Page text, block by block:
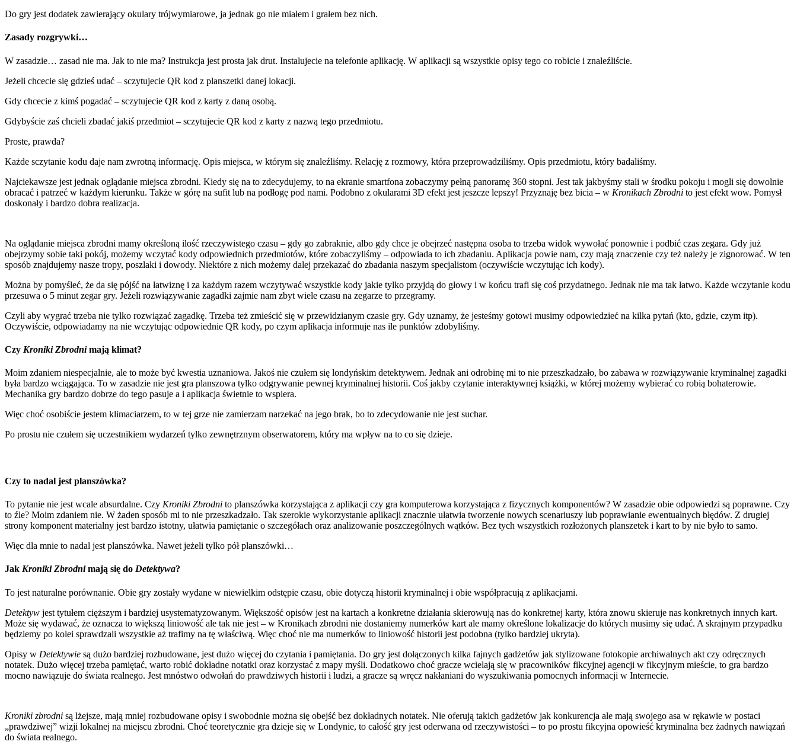
Do gry jest dodatek zawierający okulary trójwymiarowe, ja jednak go nie miałem i grałem bez nich.
Zasady rozgrywki…
W zasadzie… zasad nie ma. Jak to nie ma? Instrukcja jest prosta jak drut. Instalujecie na telefonie aplikację. W aplikacji są wszystkie opisy tego co robicie i znaleźliście.
Jeżeli chcecie się gdzieś udać – sczytujecie QR kod z planszetki danej lokacji.
Gdy chcecie z kimś pogadać – sczytujecie QR kod z karty z daną osobą.
Gdybyście zaś chcieli zbadać jakiś przedmiot – sczytujecie QR kod z karty z nazwą tego przedmiotu.
Proste, prawda?
Każde sczytanie kodu daje nam zwrotną informację. Opis miejsca, w którym się znaleźliśmy. Relację z rozmowy, która przeprowadziliśmy. Opis przedmiotu, który badaliśmy.
Najciekawsze jest jednak oglądanie miejsca zbrodni. Kiedy się na to zdecydujemy, to na ekranie smartfona zobaczymy pełną panoramę 360 stopni. Jest tak jakbyśmy stali w środku pokoju i mogli się dowolnie
obracać i patrzeć w każdym kierunku. Także w górę na sufit lub na podłogę pod nami. Podobno z okularami 3D efekt jest jeszcze lepszy! Przyznaję bez bicia – w Kronikach Zbrodni to jest efekt wow. Pomysł
doskonały i bardzo dobra realizacja.
Na oglądanie miejsca zbrodni mamy określoną ilość rzeczywistego czasu – gdy go zabraknie, albo gdy chce je obejrzeć następna osoba to trzeba widok wywołać ponownie i podbić czas zegara. Gdy już
obejrzymy sobie taki pokój, możemy wczytać kody odpowiednich przedmiotów, które zobaczyliśmy – odpowiada to ich zbadaniu. Aplikacja powie nam, czy mają znaczenie czy też należy je zignorować. W ten
sposób znajdujemy nasze tropy, poszlaki i dowody. Niektóre z nich możemy dalej przekazać do zbadania naszym specjalistom (oczywiście wczytując ich kody).
Można by pomyśleć, że da się pójść na łatwiznę i za każdym razem wczytywać wszystkie kody jakie tylko przyjdą do głowy i w końcu trafi się coś przydatnego. Jednak nie ma tak łatwo. Każde wczytanie kodu
przesuwa o 5 minut zegar gry. Jeżeli rozwiązywanie zagadki zajmie nam zbyt wiele czasu na zegarze to przegramy.
Czyli aby wygrać trzeba nie tylko rozwiązać zagadkę. Trzeba też zmieścić się w przewidzianym czasie gry. Gdy uznamy, że jesteśmy gotowi musimy odpowiedzieć na kilka pytań (kto, gdzie, czym itp).
Oczywiście, odpowiadamy na nie wczytując odpowiednie QR kody, po czym aplikacja informuje nas ile punktów zdobyliśmy.
Czy Kroniki Zbrodnimają klimat?
Moim zdaniem niespecjalnie, ale to może być kwestia uznaniowa. Jakoś nie czułem się londyńskim detektywem. Jednak ani odrobinę mi to nie przeszkadzało, bo zabawa w rozwiązywanie kryminalnej zagadki
była bardzo wciągająca. To w zasadzie nie jest gra planszowa tylko odgrywanie pewnej kryminalnej historii. Coś jakby czytanie interaktywnej książki, w której możemy wybierać co robią bohaterowie.
Mechanika gry bardzo dobrze do tego pasuje a i aplikacja świetnie to wspiera.
Więc choć osobiście jestem klimaciarzem, to w tej grze nie zamierzam narzekać na jego brak, bo to zdecydowanie nie jest suchar.
Po prostu nie czułem się uczestnikiem wydarzeń tylko zewnętrznym obserwatorem, który ma wpływ na to co się dzieje.
Czy to nadal jest planszówka?
To pytanie nie jest wcale absurdalne. Czy Kroniki Zbrodni to planszówka korzystająca z aplikacji czy gra komputerowa korzystająca z fizycznych komponentów? W zasadzie obie odpowiedzi są poprawne. Czy
to źle? Moim zdaniem nie. W żaden sposób mi to nie przeszkadzało. Tak szerokie wykorzystanie aplikacji znacznie ułatwia tworzenie nowych scenariuszy lub poprawianie ewentualnych błędów. Z drugiej
strony komponent materialny jest bardzo istotny, ułatwia pamiętanie o szczegółach oraz analizowanie poszczególnych wątków. Bez tych wszystkich rozłożonych planszetek i kart to by nie było to samo.
Więc dla mnie to nadal jest planszówka. Nawet jeżeli tylko pół planszówki…
Jak Kroniki Zbrodnimają się do Detektywa?
To jest naturalne porównanie. Obie gry zostały wydane w niewielkim odstępie czasu, obie dotyczą historii kryminalnej i obie współpracują z aplikacjami.
Detektyw jest tytułem cięższym i bardziej usystematyzowanym. Większość opisów jest na kartach a konkretne działania skierowują nas do konkretnej karty, która znowu skieruje nas konkretnych innych kart.
Może się wydawać, że oznacza to większą liniowość ale tak nie jest – w Kronikach zbrodni nie dostaniemy numerków kart ale mamy określone lokalizacje do których musimy się udać. A skrajnym przypadku
będziemy po kolei sprawdzali wszystkie aż trafimy na tę właściwą. Więc choć nie ma numerków to liniowość historii jest podobna (tylko bardziej ukryta).
Opisy w Detektywie są dużo bardziej rozbudowane, jest dużo więcej do czytania i pamiętania. Do gry jest dołączonych kilka fajnych gadżetów jak stylizowane fotokopie archiwalnych akt czy odręcznych
notatek. Dużo więcej trzeba pamiętać, warto robić dokładne notatki oraz korzystać z mapy myśli. Dodatkowo choć gracze wcielają się w pracowników fikcyjnej agencji w fikcyjnym mieście, to gra bardzo
mocno nawiązuje do świata realnego. Jest mnóstwo odwołań do prawdziwych historii i ludzi, a gracze są wręcz nakłaniani do wyszukiwania pomocnych informacji w Internecie.
Kroniki zbrodni są lżejsze, mają mniej rozbudowane opisy i swobodnie można się obejść bez dokładnych notatek. Nie oferują takich gadżetów jak konkurencja ale mają swojego asa w rękawie w postaci
„prawdziwej” wizji lokalnej na miejscu zbrodni. Choć teoretycznie gra dzieje się w Londynie, to całość gry jest oderwana od rzeczywistości – to po prostu fikcyjna opowieść kryminalna bez żadnych nawiązań
do świata realnego.